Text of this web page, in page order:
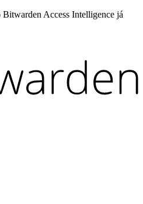
Access Intelligence já